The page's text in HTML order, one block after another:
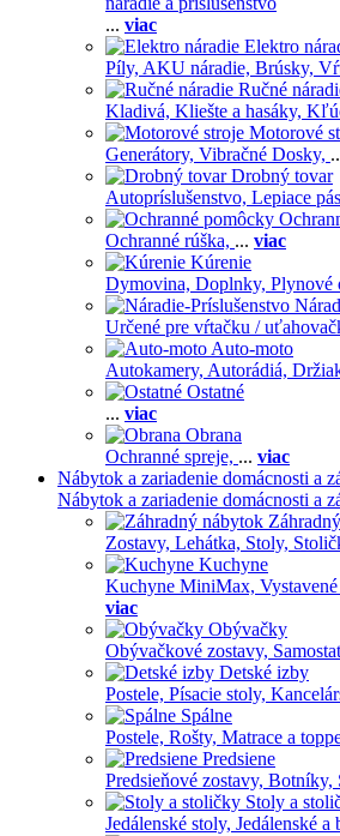
... viac
Elektro
Píly, AKU náradie, Brúsky,
Ručné
Kladivá, Kliešte a hasáky,
Motorové
Generátory, Vibračné Dosky,
Drobný tovar
Autopríslušenstvo, Lepiace
Ochranné rúška, ... viac
Kúrenie
Dymovina, Doplnky, Plynové
Určené pre vŕtačku /
Auto-moto
Autokamery, Autorádiá,
Ostatné
... viac
Obrana
Ochranné spreje, ... viac
Nábytok a zariadenie domácnosti a
Nábytok a zariadenie domácnosti a
Zostavy, Lehátka, Stoly,
Kuchyne
Kuchyne MiniMax,
viac
Obývačky
Obývačkové zostavy,
Detské izby
Postele, Písacie stoly,
Spálne
Postele, Rošty, Matrace a
Predsiene
Predsieňové zostavy, Botníky,
Stoly a
Jedálenské stoly, Jedálenské a